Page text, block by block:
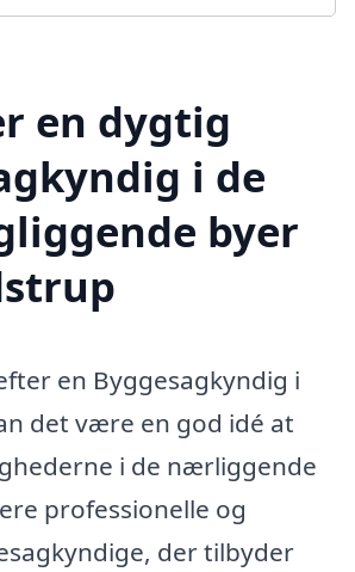
en dygtig
i de
byer
en Byggesagkyndig i
det være en god idé at
i de nærliggende
professionelle og
der tilbyder